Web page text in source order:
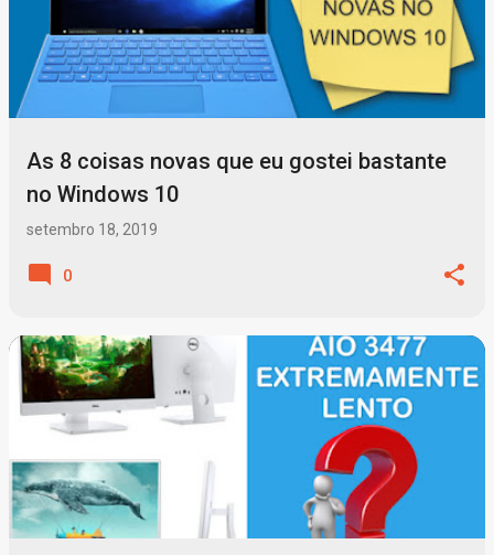
As 8 coisas novas que eu gostei bastante
no Windows 10
setembro 18, 2019
0